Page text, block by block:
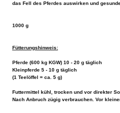
das Fell des Pferdes auswirken und
1000 g
Fütterungshinweis:
Pferde (600 kg KGW) 10 - 20 g täglich
Kleinpferde 5 - 10 g täglich
(1 Teelöffel = ca. 5 g)
Futtermittel kühl, trocken und vor direkter
Nach Anbruch zügig verbrauchen. Vor